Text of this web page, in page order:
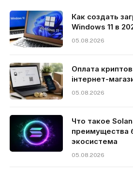
Как создать
Windows 11 в
05.08.2026
Оплата
інтернет-
05.08.2026
Что такое
преимущества
экосистема
05.08.2026